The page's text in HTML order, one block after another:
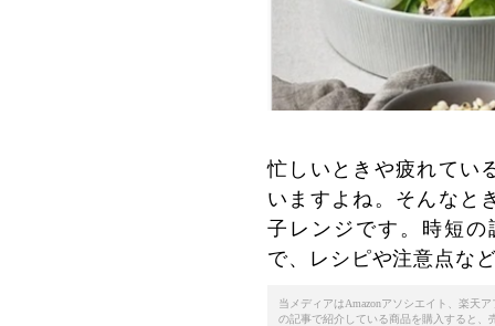
忙しいときや疲れてい
いますよね。そんなと
子レンジです。時短
で、レシピや注意点な
当メディアはAmazonアソシエイト、楽天
の記事で紹介している商品を購入すると、